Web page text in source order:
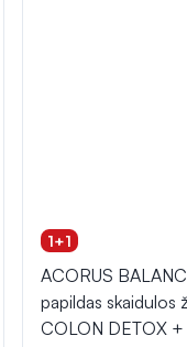
1+1
ACORUS
papildas skaidulos
COLON DETOX